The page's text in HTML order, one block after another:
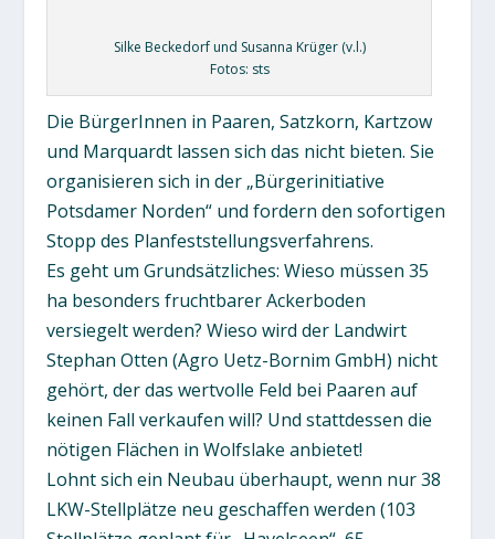
Silke Beckedorf und Susanna Krüger (v.l.)
Fotos: sts
Die BürgerInnen in Paaren, Satzkorn, Kartzow
und Marquardt lassen sich das nicht bieten. Sie
organisieren sich in der „Bürgerinitiative
Potsdamer Norden“ und fordern den sofortigen
Stopp des Planfeststellungsverfahrens.
Es geht um Grundsätzliches: Wieso müssen 35
ha besonders fruchtbarer Ackerboden
versiegelt werden? Wieso wird der Landwirt
Stephan Otten (Agro Uetz-Bornim GmbH) nicht
gehört, der das wertvolle Feld bei Paaren auf
keinen Fall verkaufen will? Und stattdessen die
nötigen Flächen in Wolfslake anbietet!
Lohnt sich ein Neubau überhaupt, wenn nur 38
LKW-Stellplätze neu geschaffen werden (103